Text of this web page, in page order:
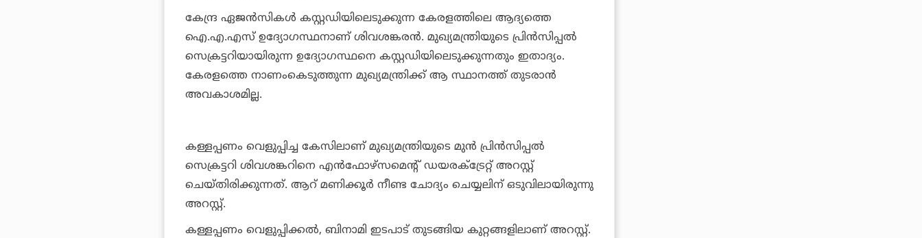
കേന്ദ്ര ഏജന്‍സികള്‍ കസ്റ്റഡിയിലെടുക്കുന്ന കേരളത്തിലെ ആദ്യത്തെ
ഐ.എ.എസ് ഉദ്യോഗസ്ഥനാണ് ശിവശങ്കരന്‍. മുഖ്യമന്ത്രിയുടെ പ്രിന്‍സിപ്പല്‍
സെക്രട്ടറിയായിരുന്ന ഉദ്യോഗസ്ഥനെ കസ്റ്റഡിയിലെടുക്കുന്നതും ഇതാദ്യം.
കേരളത്തെ നാണംകെടുത്തുന്ന മുഖ്യമന്ത്രിക്ക് ആ സ്ഥാനത്ത് തുടരാന്‍
അവകാശമില്ല.
കള്ളപ്പണം വെളുപ്പിച്ച കേസിലാണ് മുഖ്യമന്ത്രിയുടെ മുന്‍ പ്രിന്‍സിപ്പല്‍
സെക്രട്ടറി ശിവശങ്കറിനെ എന്‍ഫോഴ്‌സമെന്റ് ഡയരക്ട്രേറ്റ് അറസ്റ്റ്
ചെയ്തിരിക്കുന്നത്. ആറ് മണിക്കൂര്‍ നീണ്ട ചോദ്യം ചെയ്യലിന് ഒടുവിലായിരുന്നു
അറസ്റ്റ്.
കള്ളപ്പണം വെളുപ്പിക്കല്‍, ബിനാമി ഇടപാട് തുടങ്ങിയ കുറ്റങ്ങളിലാണ് അറസ്റ്റ്.